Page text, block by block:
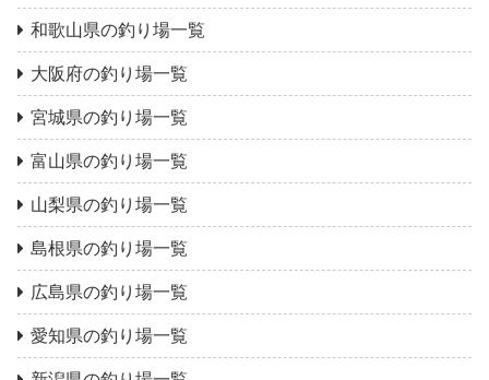
和歌山県の釣り場一覧
大阪府の釣り場一覧
宮城県の釣り場一覧
富山県の釣り場一覧
山梨県の釣り場一覧
島根県の釣り場一覧
広島県の釣り場一覧
愛知県の釣り場一覧